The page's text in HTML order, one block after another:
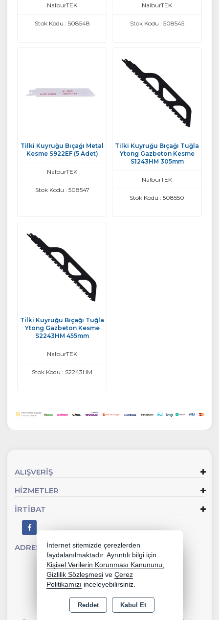
NalburTEK
Stok Kodu : 508548
NalburTEK
Stok Kodu : 508545
Tilki Kuyruğu Bıçağı Metal
Kesme S922EF (5 Adet)
NalburTEK
Stok Kodu : 508547
Tilki Kuyruğu Bıçağı Tuğla
Ytong Gazbeton Kesme
S1243HM 305mm
NalburTEK
Stok Kodu : 508550
Tilki Kuyruğu Bıçağı Tuğla
Ytong Gazbeton Kesme
S2243HM 455mm
NalburTEK
Stok Kodu : S2243HM
ALIŞVERİŞ
HİZMETLER
İRTİBAT
ADRES Sevgi Mahallesi 902 Sk No:2 Gaziemir - İZMİR
İnternet sitemizde çerezlerden
faydalanılmaktadır. Ayrıntılı bilgi için
Kişisel Verilerin Korunması Kanununu,
Gizlilik Sözleşmesi ve Çerez
Politikamızı inceleyebilirsiniz.
Reddet Kabul Et